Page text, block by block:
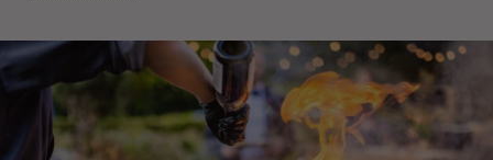
entfaltet. Für den ultimativen Show-Effekt sorgt unser
Ring of Fire: Gegrillt wird auf dem Stahlring, der
Temperaturen zwischen 180 und 300 Grad erreichen
kann. So lässt sich das Grillgut scharf anbraten und